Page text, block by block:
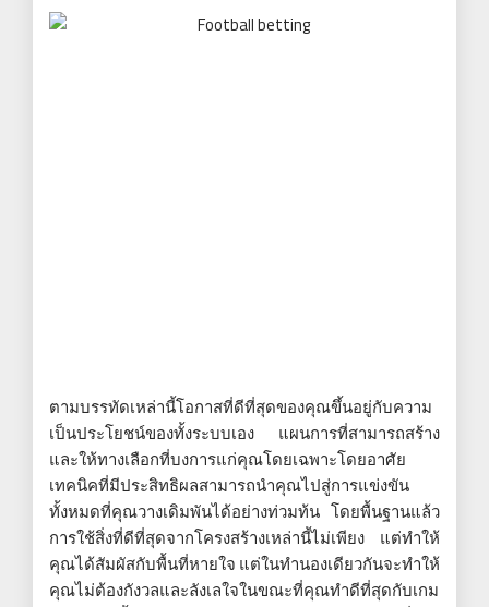
ตามบรรทัดเหล่านี้โอกาสที่ดีที่สุดของคุณขึ้นอยู่กับความ
เป็นประโยชน์ของทั้งระบบเอง แผนการที่สามารถสร้าง
และให้ทางเลือกที่บงการแก่คุณโดยเฉพาะโดยอาศัย
เทคนิคที่มีประสิทธิผลสามารถนำคุณไปสู่การแข่งขัน
ทั้งหมดที่คุณวางเดิมพันได้อย่างท่วมท้น โดยพื้นฐานแล้ว
การใช้สิ่งที่ดีที่สุดจากโครงสร้างเหล่านี้ไม่เพียง แต่ทำให้
คุณได้สัมผัสกับพื้นที่หายใจ แต่ในทำนองเดียวกันจะทำให้
คุณไม่ต้องกังวลและลังเลใจในขณะที่คุณทำดีที่สุดกับเกม